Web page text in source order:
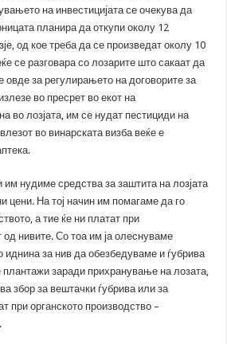
на инвестицијата се очекува да
планира да откупи околу 12
од кое треба да се произведат околу 10
се разговара со лозарите што сакаат да
овде за регулирањето на договорите за
во пресрет во екот на
во лозјата, им се нудат пестициди на
во винарската визба веќе е
нудиме средства за заштита на лозјата
цени. На тој начин им помагаме да го
а тие ќе ни платат при
нивите. Со тоа им ја олеснуваме
иднина за нив да обезбедуваме и ѓубрива
заради прихранување на лозата,
збор за вештачки ѓубрива или за
при органското производство –